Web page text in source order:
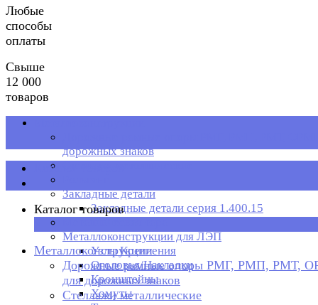
Любые
способы
оплаты
Свыше
12 000
товаров
дорожных знаков
Стеллажи металлические
Закладные детали
Закладные детали серия 1.400.15
Металлоконструкции для ЛЭП
Узлы Крепления
Оголовья/Накладки
Кронштейны
Хомуты
Каталог товаров
Каталог товаров
Металлоконструкции
Дорожные рамные опоры РМГ, РМП, РМТ,
для дорожных знаков
Стеллажи металлические